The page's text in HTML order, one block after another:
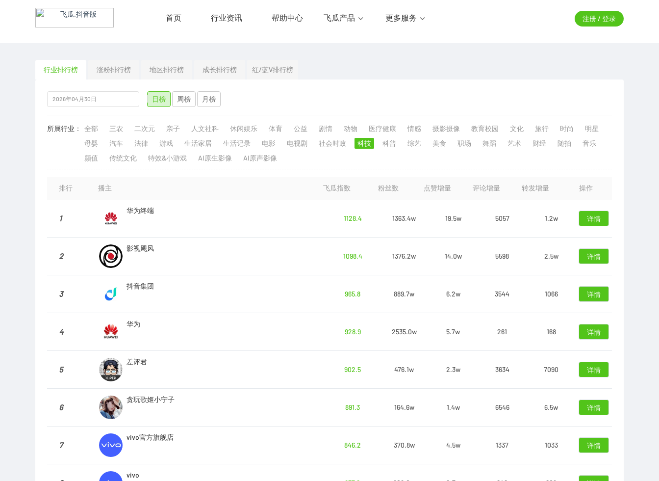
首页 行业资讯 帮助中心 飞瓜产品 更多服务 注册 / 登录
行业排行榜 涨粉排行榜 地区排行榜 成长排行榜 红/蓝V排行榜
日榜 周榜 月榜
所属行业： 全部 三农 二次元 亲子 人文社科 休闲娱乐 体育 公益 剧情 动物 医疗健康 情感 摄影摄像 教育校园 文化 旅行 时尚
明星
母婴
汽车 法律 游戏 生活家居 生活记录 电影 电视剧 社会时政 科技 科普 综艺 美食 职场 舞蹈 艺术 财经 随拍
音乐
颜值
传统文化 特效&小游戏 AI原生影像 AI原声影像
排行 播主 飞瓜指数 粉丝数 点赞增量 评论增量 转发增量 操作
1
华为终端
1128.4
1363.4w 19.5w 5057 1.2w 详情
2
影视飓风
1098.4
1376.2w 14.0w 5598 2.5w 详情
3
抖音集团
965.8
889.7w 6.2w 3544 1066 详情
4
华为
928.9
2535.0w 5.7w 261 168 详情
5
差评君
902.5
476.1w 2.3w 3634 7090 详情
6
贪玩歌姬小宁子
891.3
164.6w 1.4w 6546 6.5w 详情
7
vivo官方旗舰店
846.2
370.8w 4.5w 1337 1033 详情
vivo